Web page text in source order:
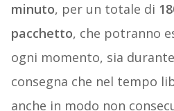
minuto, per un totale di
pacchetto, che potranno
ogni momento, sia
consegna che nel tempo
anche in modo non